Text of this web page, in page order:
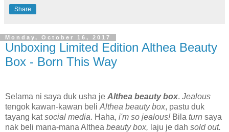
Share
Monday, October 16, 2017
Unboxing Limited Edition Althea Beauty
Box - Born This Way
Selama ni saya duk usha je Althea beauty box. Jealous
tengok kawan-kawan beli Althea beauty box, pastu duk
tayang katsocial media. Haha, i'm so jealous!Bila turn saya
nak beli mana-mana Althea beauty box, laju je dah sold out.